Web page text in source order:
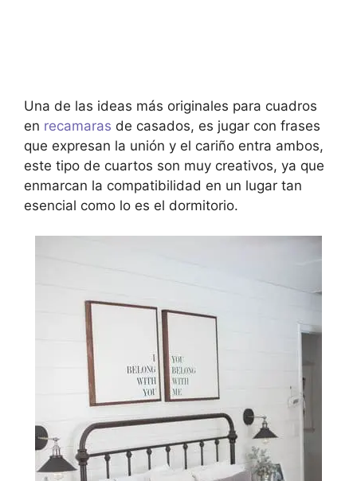
Una de las ideas más originales para cuadros
en recamaras de casados, es jugar con frases
que expresan la unión y el cariño entra ambos,
este tipo de cuartos son muy creativos, ya que
enmarcan la compatibilidad en un lugar tan
esencial como lo es el dormitorio.